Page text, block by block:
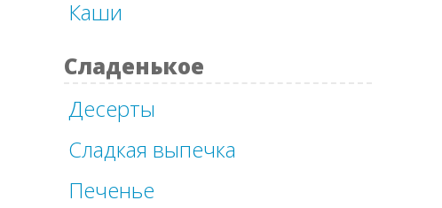
Каши
Сладенькое
Десерты
Сладкая выпечка
Печенье